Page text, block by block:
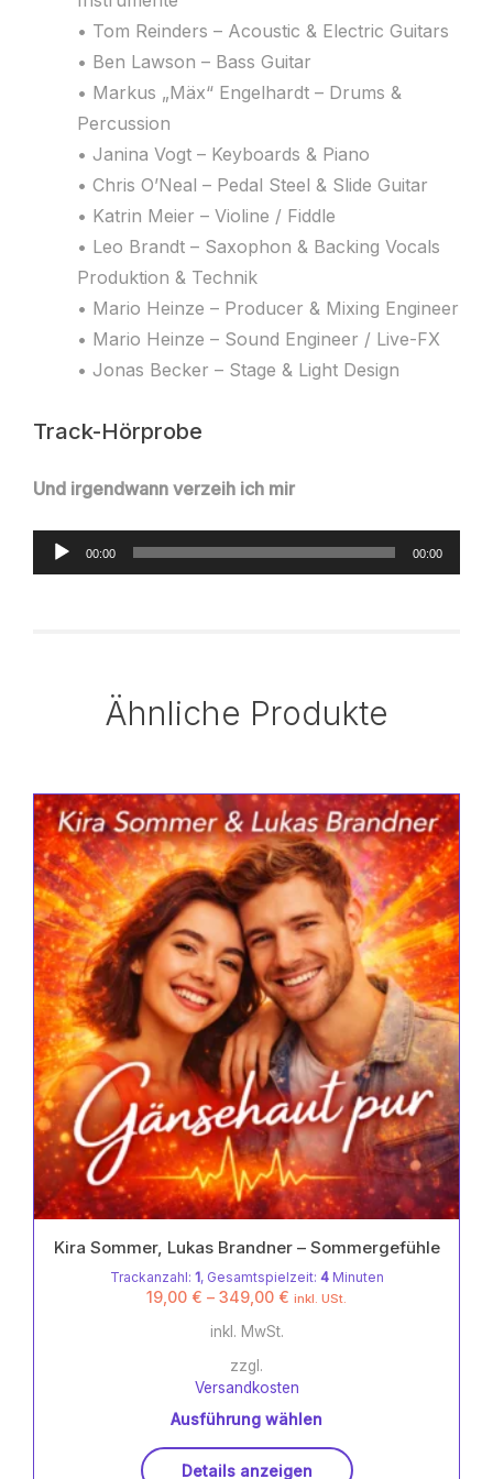
• Tom Reinders – Acoustic & Electric Guitars
• Ben Lawson – Bass Guitar
• Markus „Mäx“ Engelhardt – Drums &
Percussion
• Janina Vogt – Keyboards & Piano
• Chris O’Neal – Pedal Steel & Slide Guitar
• Katrin Meier – Violine / Fiddle
• Leo Brandt – Saxophon & Backing Vocals
Produktion & Technik
• Mario Heinze – Producer & Mixing Engineer
• Mario Heinze – Sound Engineer / Live-FX
• Jonas Becker – Stage & Light Design
Track-Hörprobe
Und irgendwann verzeih ich mir
Audio-
Player
00:00 00:00
Ähnliche Produkte
Kira Sommer, Lukas Brandner – Sommergefühle
Trackanzahl: 1, Gesamtspielzeit: 4Minuten
19,00 € – 349,00 € inkl. USt.
inkl. MwSt.
zzgl.
Versandkosten
Ausführung wählen
Details anzeigen